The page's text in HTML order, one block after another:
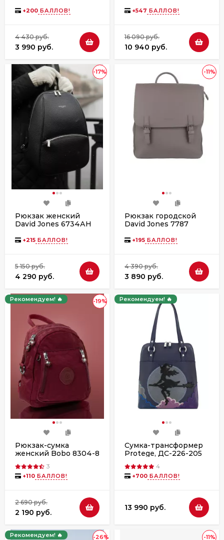
+200 БАЛЛОВ!
4 430 руб.
3 990 руб.
Khaki
+547 БАЛЛОВ!
16 090 руб.
10 940 руб.
-17%
Рюкзак женский
David Jones 6734АH
+215 БАЛЛОВ!
5 150 руб.
4 290 руб.
-11%
Рюкзак городской
David Jones 7787
+195 БАЛЛОВ!
4 390 руб.
3 890 руб.
-19%
Рекомендуем! 🔥
Рюкзак-сумка
женский Bobo 8304-8
3
+110 БАЛЛОВ!
2 690 руб.
2 190 руб.
Рекомендуем! 🔥
Сумка-трансформер
Protege, ДС-226-205
4
+700 БАЛЛОВ!
13 990 руб.
-26%
Рекомендуем! 🔥 -11%